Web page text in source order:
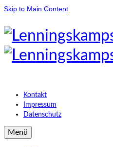
Skip to Main Content
Kontakt
Impressum
Datenschutz
Menü